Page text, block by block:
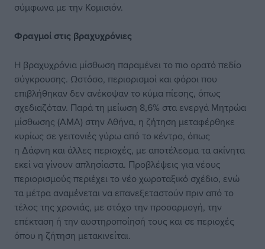
σύμφωνα με την Κομισιόν.
Φραγμοί στις βραχυχρόνιες
Η βραχυχρόνια μίσθωση παραμένει το πιο ορατό πεδίο
σύγκρουσης. Ωστόσο, περιορισμοί και φόροι που
επιβλήθηκαν δεν ανέκοψαν το κύμα πίεσης, όπως
σχεδιαζόταν. Παρά τη μείωση 8,6% στα ενεργά Μητρώα
μίσθωσης (ΑΜΑ) στην Αθήνα, η ζήτηση μεταφέρθηκε
κυρίως σε γειτονιές γύρω από το κέντρο, όπως
η Δάφνη και άλλες περιοχές, με αποτέλεσμα τα ακίνητα
εκεί να γίνουν απλησίαστα. Προβλέψεις για νέους
περιορισμούς περιέχει το νέο χωροταξικό σχέδιο, ενώ
τα μέτρα αναμένεται να επανεξεταστούν πριν από το
τέλος της χρονιάς, με στόχο την προσαρμογή, την
επέκταση ή την αυστηροποίησή τους και σε περιοχές
όπου η ζήτηση μετακινείται.